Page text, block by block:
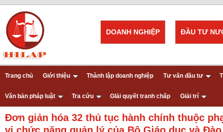
ĐẦU TƯ
DOANH NGHIỆP
Trang chủ Giới thiệu Thành lập doanh nghiệp Tư vấn đầu tư
Văn bản pháp luật Tra cứu GIải quyết tranh chấp Giải trí
Đơn giản hóa 32 thủ tục hành chính thuộc